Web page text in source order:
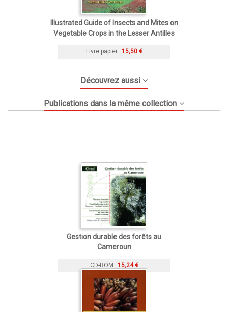
Illustrated Guide of Insects and Mites on
Vegetable Crops in the Lesser Antilles
Livre papier 15,50 €
Découvrez aussi
Publications dans la même collection
Gestion durable des forêts au
Cameroun
CD-ROM 15,24 €